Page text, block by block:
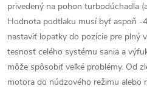
privedený na pohon turbodúchadla
Hodnota podtlaku musí byť aspoň -
nastaviť lopatky do pozície pre plný
tesnosť celého systému sania a
môže spôsobiť veľké problémy. Od
motora do núdzového režimu alebo